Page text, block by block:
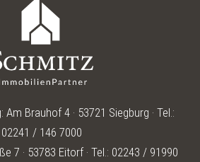
Brauhof 4 · 53721 Siegburg · Tel.:
02241 / 146 7000
7 · 53783 Eitorf · Tel.: 02243 / 91990